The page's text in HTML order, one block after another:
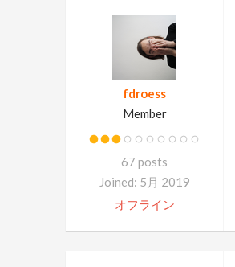
fdroess
Member
67 posts
Joined: 5月 2019
オフライン